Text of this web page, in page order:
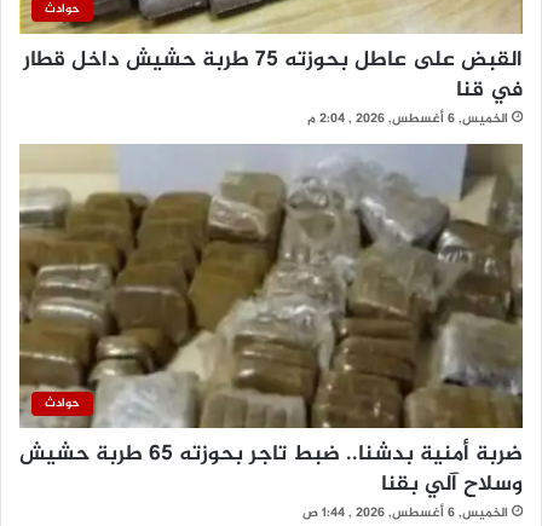
حوادث
القبض على عاطل بحوزته 75 طربة حشيش داخل قطار
في قنا
الخميس, 6 أغسطس, 2026 , 2:04 م
حوادث
ضربة أمنية بدشنا.. ضبط تاجر بحوزته 65 طربة حشيش
وسلاح آلي بقنا
الخميس, 6 أغسطس, 2026 , 1:44 ص